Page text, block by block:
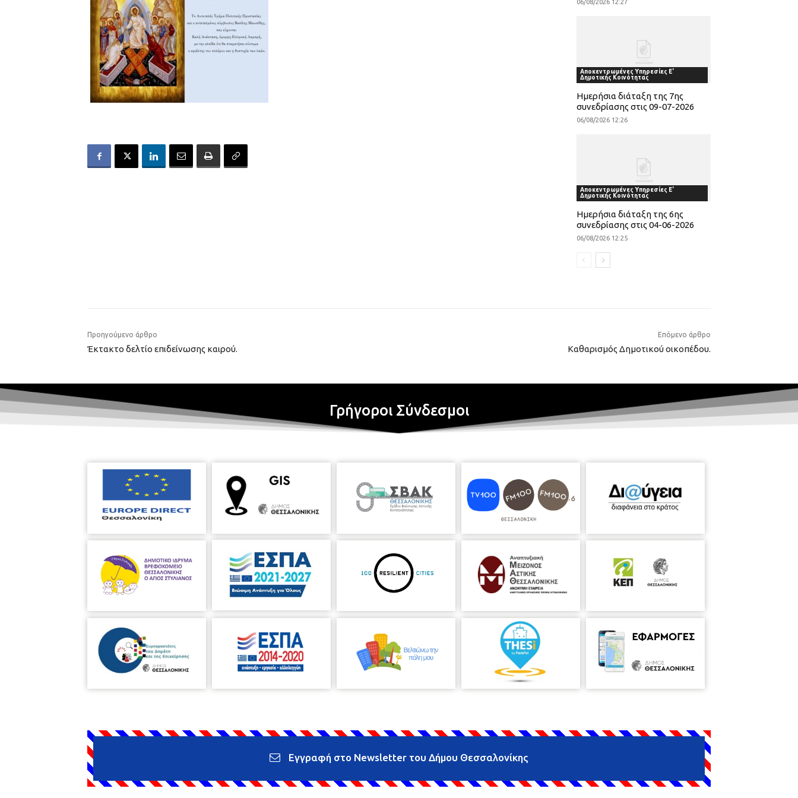
06/08/2026 12:27
Αποκεντρωμένες Υπηρεσίες Ε'
Δημοτικής Κοινότητας
Ημερήσια διάταξη της 7ης
συνεδρίασης στις 09-07-2026
06/08/2026 12:26
Αποκεντρωμένες Υπηρεσίες Ε'
Δημοτικής Κοινότητας
Ημερήσια διάταξη της 6ης
συνεδρίασης στις 04-06-2026
06/08/2026 12:25
Προηγούμενο άρθρο
Έκτακτο δελτίο επιδείνωσης καιρού.
Επόμενο άρθρο
Καθαρισμός Δημοτικού οικοπέδου.
Γρήγοροι Σύνδεσμοι
Εγγραφή στο Newsletter του Δήμου Θεσσαλονίκης